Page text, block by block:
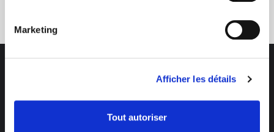
Marketing
Afficher les détails
Tout autoriser
Des professionnels à votre écoute